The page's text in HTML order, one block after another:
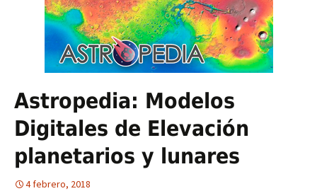
Astropedia: Modelos
Digitales de Elevación
planetarios y lunares
4 febrero, 2018